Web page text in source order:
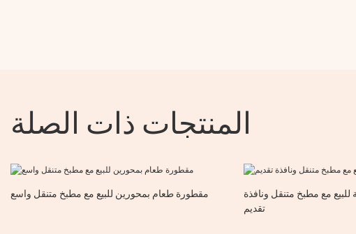
المنتجات ذات الصلة
مقطورة طعام بمحورين للبيع مع مطبخ متنقل واسع
مع مطبخ متنقل ونافذة
تقديم